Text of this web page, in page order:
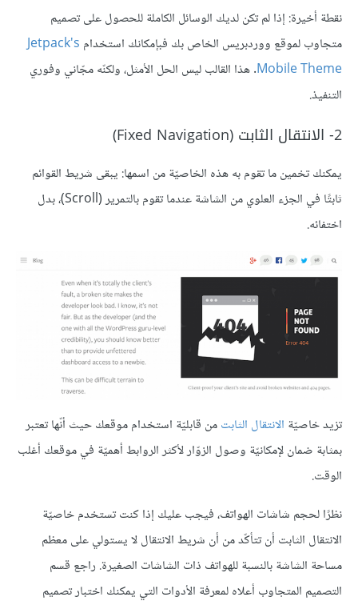
نقطة أخيرة: إذا لم تكن لديك الوسائل الكاملة للحصول على تصميم
متجاوب لموقع ووردبريس الخاص بك فبإمكانك استخدام Jetpack's
Mobile Theme. هذا القالب ليس الحل الأمثل، ولكنّه مجّاني وفوري
التنفيذ.
2- الانتقال الثابت (Fixed Navigation)
يمكنك تخمين ما تقوم به هذه الخاصيّة من اسمها: يبقى شريط القوائم
ثابتًا في الجزء العلوي من الشاشة عندما تقوم بالتمرير (Scroll)، بدل
اختفائه.
تزيد خاصيّة الانتقال الثابتمن قابليّة استخدام موقعك حيث أنّها تعتبر
بمثابة ضمان لإمكانيّة وصول الزوّار لأكثر الروابط أهميّة في موقعك أغلب
الوقت.
نظرًا لحجم شاشات الهواتف، فيجب عليك إذا كنت تستخدم خاصيّة
الانتقال الثابت أن تتأكّد من أن شريط الانتقال لا يستولي على معظم
مساحة الشاشة بالنسبة للهواتف ذات الشاشات الصغيرة. راجع قسم
التصميم المتجاوب أعلاه لمعرفة الأدوات التي يمكنك اختبار تصميم